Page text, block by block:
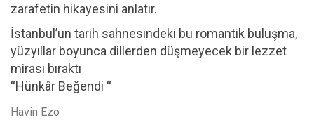
zarafetin hikayesini anlatır.
İstanbul’un tarih sahnesindeki bu romantik buluşma,
yüzyıllar boyunca dillerden düşmeyecek bir lezzet
mirası bıraktı
“Hünkâr Beğendi “
Havin Ezo